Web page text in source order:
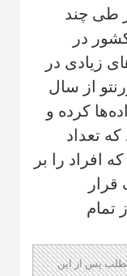
طی چند
در
زیادی در
از سال
کرده و
تعداد
افراد را بر
بیشتر از تمام
مطلب پس از این